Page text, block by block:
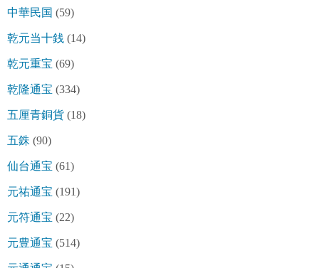
中華民国 (59)
乾元当十銭 (14)
乾元重宝 (69)
乾隆通宝 (334)
五厘青銅貨 (18)
五銖 (90)
仙台通宝 (61)
元祐通宝 (191)
元符通宝 (22)
元豊通宝 (514)